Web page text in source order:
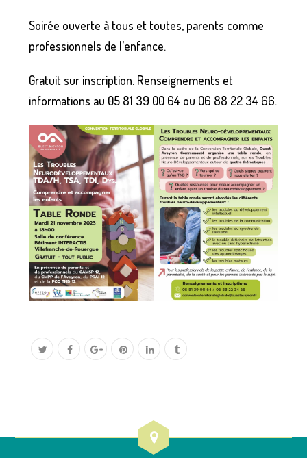
Soirée ouverte à tous et toutes, parents comme
professionnels de l’enfance.
Gratuit sur inscription. Renseignements et
informations au 05 81 39 00 64 ou 06 88 22 34 66.